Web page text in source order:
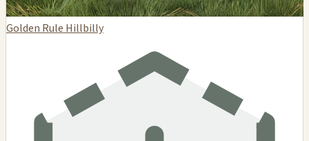
Golden Rule Hillbilly